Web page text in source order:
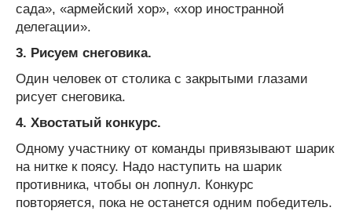
сада», «армейский хор», «хор иностранной
делегации».
3. Рисуем снеговика.
Один человек от столика с закрытыми глазами
рисует снеговика.
4. Хвостатый конкурс.
Одному участнику от команды привязывают шарик
на нитке к поясу. Надо наступить на шарик
противника, чтобы он лопнул. Конкурс
повторяется, пока не останется одним победитель.